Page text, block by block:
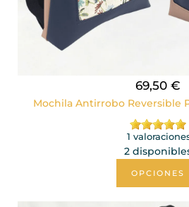
69,50 €
Mochila Antirrobo Reversible
1
2
OPCIONES